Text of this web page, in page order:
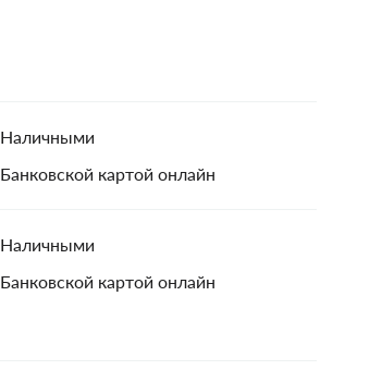
Наличными
Банковской картой онлайн
Наличными
Банковской картой онлайн